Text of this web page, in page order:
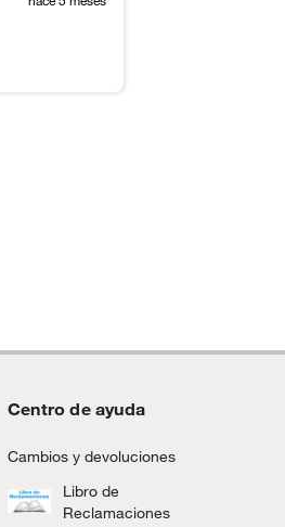
Centro de ayuda
Cambios y devoluciones
Libro de
Reclamaciones